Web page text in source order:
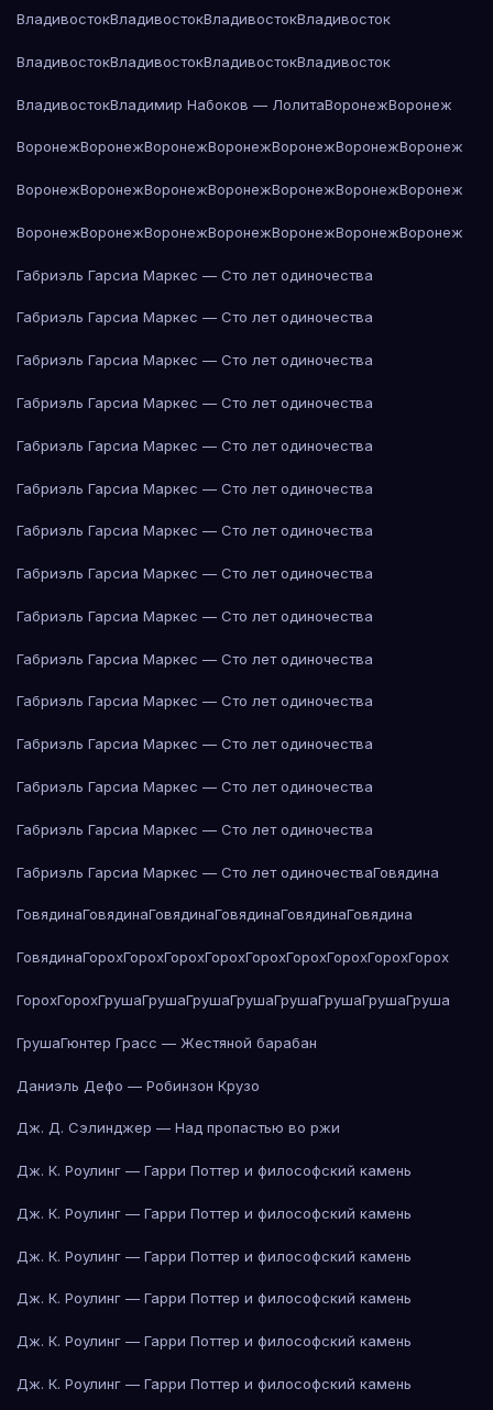
ВладивостокВладивостокВладивостокВладивосток
ВладивостокВладивостокВладивостокВладивосток
ВладивостокВладимир Набоков — ЛолитаВоронежВоронеж
ВоронежВоронежВоронежВоронежВоронежВоронежВоронеж
ВоронежВоронежВоронежВоронежВоронежВоронежВоронеж
ВоронежВоронежВоронежВоронежВоронежВоронежВоронеж
Габриэль Гарсиа Маркес — Сто лет одиночества
Габриэль Гарсиа Маркес — Сто лет одиночества
Габриэль Гарсиа Маркес — Сто лет одиночества
Габриэль Гарсиа Маркес — Сто лет одиночества
Габриэль Гарсиа Маркес — Сто лет одиночества
Габриэль Гарсиа Маркес — Сто лет одиночества
Габриэль Гарсиа Маркес — Сто лет одиночества
Габриэль Гарсиа Маркес — Сто лет одиночества
Габриэль Гарсиа Маркес — Сто лет одиночества
Габриэль Гарсиа Маркес — Сто лет одиночества
Габриэль Гарсиа Маркес — Сто лет одиночества
Габриэль Гарсиа Маркес — Сто лет одиночества
Габриэль Гарсиа Маркес — Сто лет одиночества
Габриэль Гарсиа Маркес — Сто лет одиночества
Габриэль Гарсиа Маркес — Сто лет одиночестваГовядина
ГовядинаГовядинаГовядинаГовядинаГовядинаГовядина
ГовядинаГорохГорохГорохГорохГорохГорохГорохГорохГорох
ГорохГорохГрушаГрушаГрушаГрушаГрушаГрушаГрушаГруша
ГрушаГюнтер Грасс — Жестяной барабан
Даниэль Дефо — Робинзон Крузо
Дж. Д. Сэлинджер — Над пропастью во ржи
Дж. К. Роулинг — Гарри Поттер и философский камень
Дж. К. Роулинг — Гарри Поттер и философский камень
Дж. К. Роулинг — Гарри Поттер и философский камень
Дж. К. Роулинг — Гарри Поттер и философский камень
Дж. К. Роулинг — Гарри Поттер и философский камень
Дж. К. Роулинг — Гарри Поттер и философский камень